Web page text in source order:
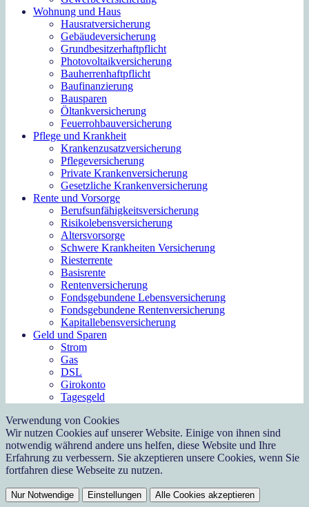
Wohnung und Haus
Hausratversicherung
Gebäudeversicherung
Grundbesitzerhaftpflicht
Photovoltaikversicherung
Bauherrenhaftpflicht
Baufinanzierung
Bausparen
Öltankversicherung
Feuerrohbauversicherung
Pflege und Krankheit
Krankenzusatzversicherung
Pflegeversicherung
Private Krankenversicherung
Gesetzliche Krankenversicherung
Rente und Vorsorge
Berufs­unfähigkeitsversicherung
Risikolebensversicherung
Altersvorsorge
Schwere Krankheiten Versicherung
Riesterrente
Basisrente
Rentenversicherung
Fondsgebundene Lebensversicherung
Fondsgebundene Rentenversicherung
Kapitallebensversicherung
Geld und Sparen
Strom
Gas
DSL
Girokonto
Tagesgeld
Verwendung von Cookies
Wir nutzen Cookies auf unserer Website. Einige von ihnen sind
notwendig während andere uns helfen, diese Website und Ihre
Erfahrung zu verbessern. Sie akzeptieren unsere Cookies, wenn Sie
fortfahren diese Webseite zu nutzen.
Nur Notwendige Einstellungen Alle Cookies akzeptieren